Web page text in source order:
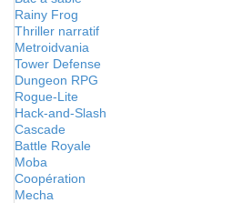
Rainy Frog
Thriller narratif
Metroidvania
Tower Defense
Dungeon RPG
Rogue-Lite
Hack-and-Slash
Cascade
Battle Royale
Moba
Coopération
Mecha